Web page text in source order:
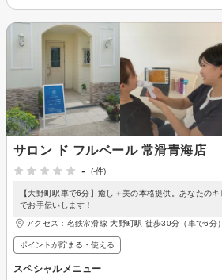
サロン ド フルベール 常滑青海店
-
(-件)
【大野町駅車で6分】癒し＋美の本格提供。あなたの
でお手伝いします！
アクセス：名鉄常滑線 大野町駅 徒歩30分（車で6分）
ポイントが貯まる・使える
スペシャルメニュー